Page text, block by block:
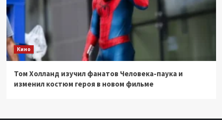
Кино
Том Холланд изучил фанатов Человека-паука и
изменил костюм героя в новом фильме